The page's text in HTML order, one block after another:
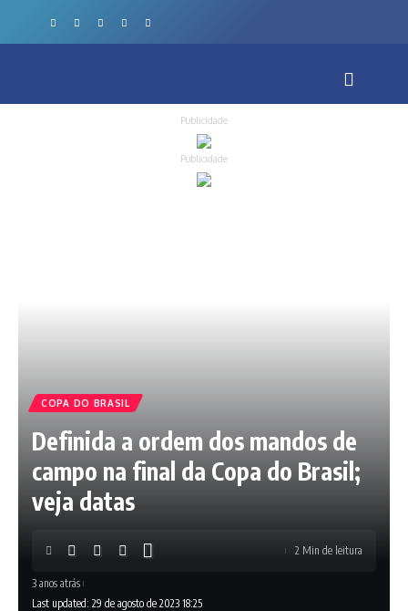
Publicidade
Publicidade
COPA DO BRASIL
Definida a ordem dos mandos de
campo na final da Copa do Brasil;
veja datas
Last updated: 29 de agosto de 2023 18:25
3 anos atrás
2 Min de leitura